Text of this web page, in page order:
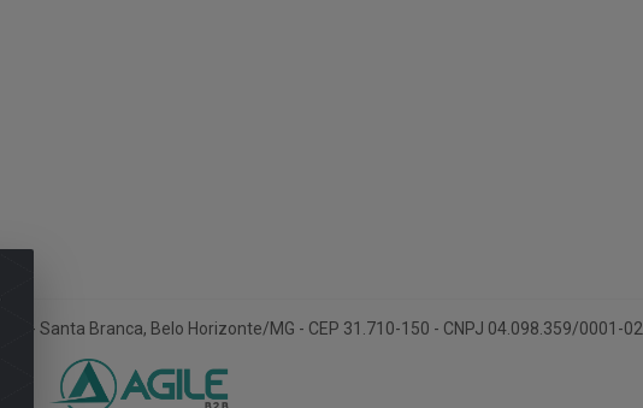
50 - Santa Branca, Belo Horizonte/MG - CEP 31.710-150 - CNPJ 04.098.359/0001-02